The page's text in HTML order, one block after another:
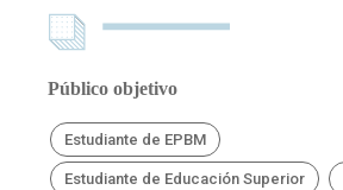
Público objetivo
Estudiante de EPBM
Estudiante de Educación Superior